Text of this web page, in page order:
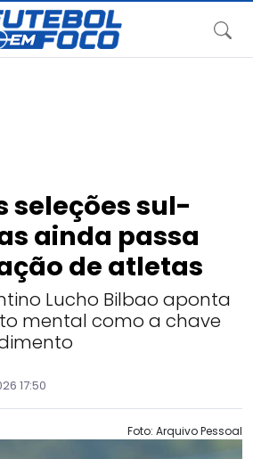
seleções sul-
ainda passa
de atletas
Lucho Bilbao aponta
mental como a chave
17:50
Foto: Arquivo Pessoal